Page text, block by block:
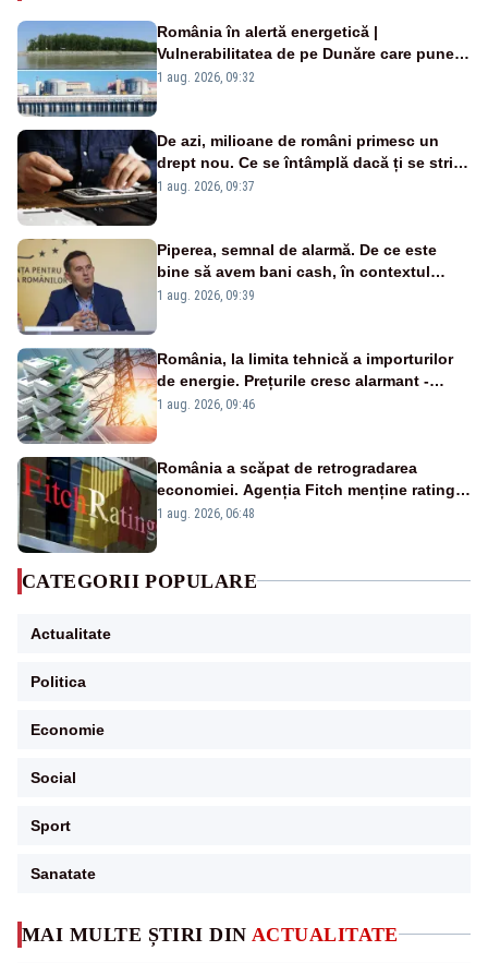
MAI MULTE ȘTIRI DIN ACTUALITATE
România în alertă energetică |
Vulnerabilitatea de pe Dunăre care pune
în pericol Centrala Cernavodă era
1 aug. 2026, 09:32
De azi, milioane de români primesc un
drept nou. Ce se întâmplă dacă ți se strică
un produs
1 aug. 2026, 09:37
Piperea, semnal de alarmă. De ce este
bine să avem bani cash, în contextul
alertei energetice?
1 aug. 2026, 09:39
România, la limita tehnică a importurilor
de energie. Prețurile cresc alarmant -
Analiză Realitatea Plus
1 aug. 2026, 09:46
România a scăpat de retrogradarea
economiei. Agenția Fitch menține ratingul
„BBB-” cu perspectivă negativă
1 aug. 2026, 06:48
CATEGORII POPULARE
Actualitate
Politica
Economie
Social
Sport
Sanatate